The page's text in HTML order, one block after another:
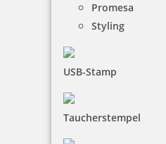
Promesa
Styling
USB-Stamp
Taucherstempel
Jetzt gestalten
Prägestempel Trodat Ideal MI S